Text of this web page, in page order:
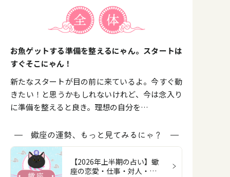
お魚ゲットする準備を整えるにゃん。スタートは
すぐそこにゃん！
新たなスタートが目の前に来ているよ。今すぐ動
きたい！と思うかもしれないけれど、今は念入り
に準備を整えると良き。理想の自分を…
蠍座の運勢、もっと見てみるにゃ？
【2026年上半期の占い】蠍
座の恋愛・仕事・対人・お